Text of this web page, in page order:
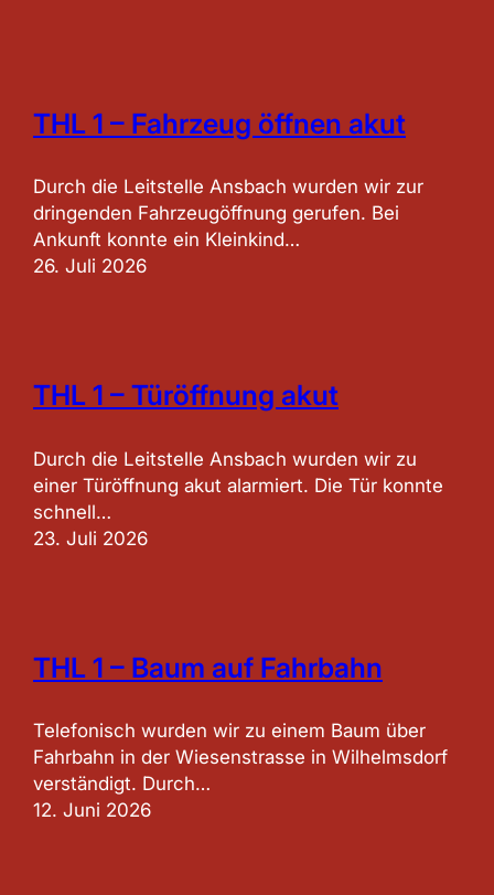
THL 1 – Fahrzeug öffnen akut
Durch die Leitstelle Ansbach wurden wir zur
dringenden Fahrzeugöffnung gerufen. Bei
Ankunft konnte ein Kleinkind…
26. Juli 2026
THL 1 – Türöffnung akut
Durch die Leitstelle Ansbach wurden wir zu
einer Türöffnung akut alarmiert. Die Tür konnte
schnell…
23. Juli 2026
THL 1 – Baum auf Fahrbahn
Telefonisch wurden wir zu einem Baum über
Fahrbahn in der Wiesenstrasse in Wilhelmsdorf
verständigt. Durch…
12. Juni 2026